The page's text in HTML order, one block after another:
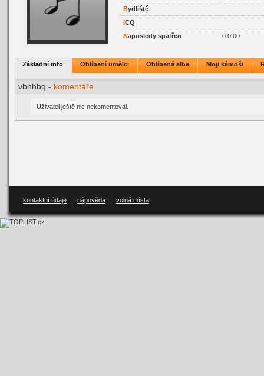
Bydliště
ICQ
Naposledy spatřen 0.0.00
Základní info Oblíbení umělci Oblíbená alba Moji kámoši
vbnhbq - komentáře
Uživatel ještě nic nekomentoval.
kontaktní údaje | nápověda | volná místa